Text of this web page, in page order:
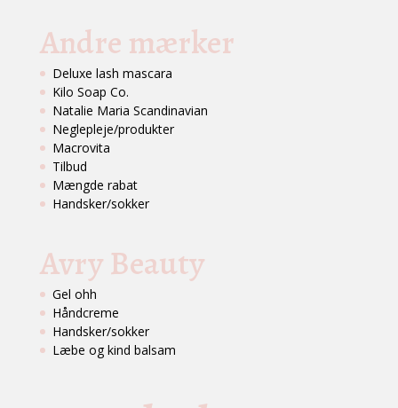
Andre mærker
Deluxe lash mascara
Kilo Soap Co.
Natalie Maria Scandinavian
Neglepleje/produkter
Macrovita
Tilbud
Mængde rabat
Handsker/sokker
Avry Beauty
Gel ohh
Håndcreme
Handsker/sokker
Læbe og kind balsam